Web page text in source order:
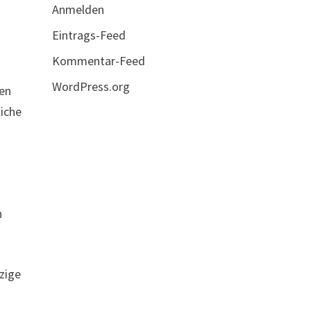
Anmelden
Eintrags-Feed
Kommentar-Feed
WordPress.org